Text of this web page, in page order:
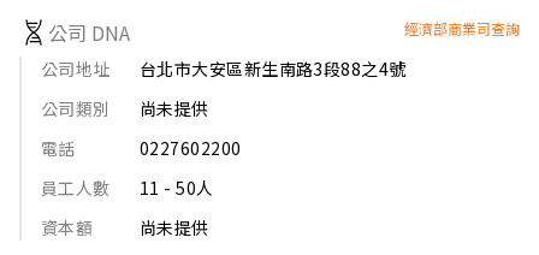
．負責清理工作環境、設備和餐具。
．準備不同餐點所需要的食材。
．協助測量食材的容量與重量。
公司 DNA 經濟部商業司查詢
公司地址
台北市大安區新生南路3段88之4號
公司類別
尚未提供
電話
0227602200
員工人數
11 - 50人
資本額
尚未提供